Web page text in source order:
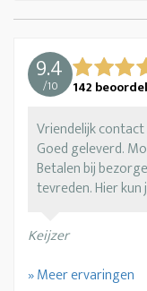
9.4
/10 142
Vriendelijk
Goed geleverd.
Betalen bij
tevreden. Hier
Keijzer
» Meer ervaringen